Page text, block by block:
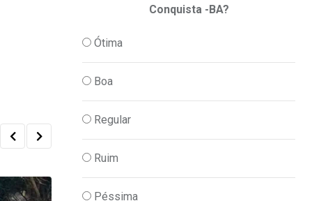
Conquista -BA?
Ótima
Boa
Regular
Ruim
Péssima